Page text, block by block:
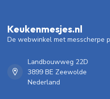
Keukenmesjes.nl
De webwinkel met messcherpe
Landbouwweg 22D
3899 BE Zeewolde
Nederland